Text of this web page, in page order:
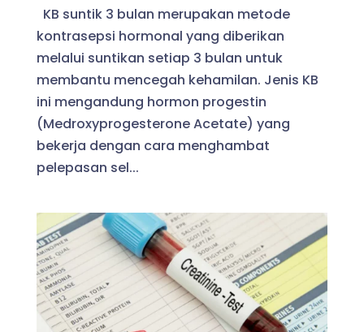
KB suntik 3 bulan merupakan metode
kontrasepsi hormonal yang diberikan
melalui suntikan setiap 3 bulan untuk
membantu mencegah kehamilan. Jenis KB
ini mengandung hormon progestin
(Medroxyprogesterone Acetate) yang
bekerja dengan cara menghambat
pelepasan sel...